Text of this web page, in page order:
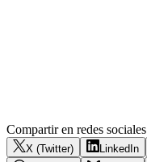
Compartir en redes sociales
X (Twitter) LinkedIn